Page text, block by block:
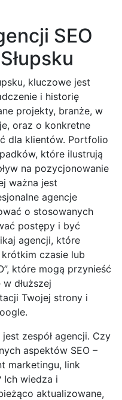
SEO
kluczowe jest
i historię
projekty, branże, w
oraz o konkretne
dla klientów. Portfolio
które ilustrują
na pozycjonowanie
ważna jest
agencje
o stosowanych
postępy i być
agencji, które
czasie lub
które mogą przynieść
dłuższej
Twojej strony i
zespół agencji. Czy
aspektów SEO –
marketingu, link
Ich wiedza i
aktualizowane,